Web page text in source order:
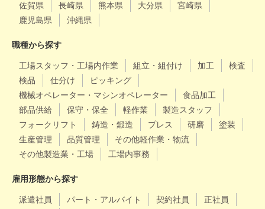
佐賀県
長崎県 熊本県 大分県
宮崎県
鹿児島県
沖縄県
職種から探す
工場スタッフ・工場内作業 組立・組付け 加工
検査
検品
仕分け
ピッキング
機械オペレーター・マシンオペレーター
食品加工
部品供給
保守・保全 軽作業
製造スタッフ
フォークリフト
鋳造・鍛造 プレス 研磨
塗装
生産管理
品質管理
その他軽作業・物流
その他製造業・工場
工場内事務
雇用形態から探す
派遣社員 パート・アルバイト 契約社員
正社員